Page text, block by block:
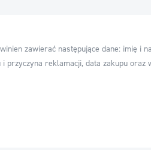
zawierać następujące dane: imię i
reklamacji, data zakupu oraz